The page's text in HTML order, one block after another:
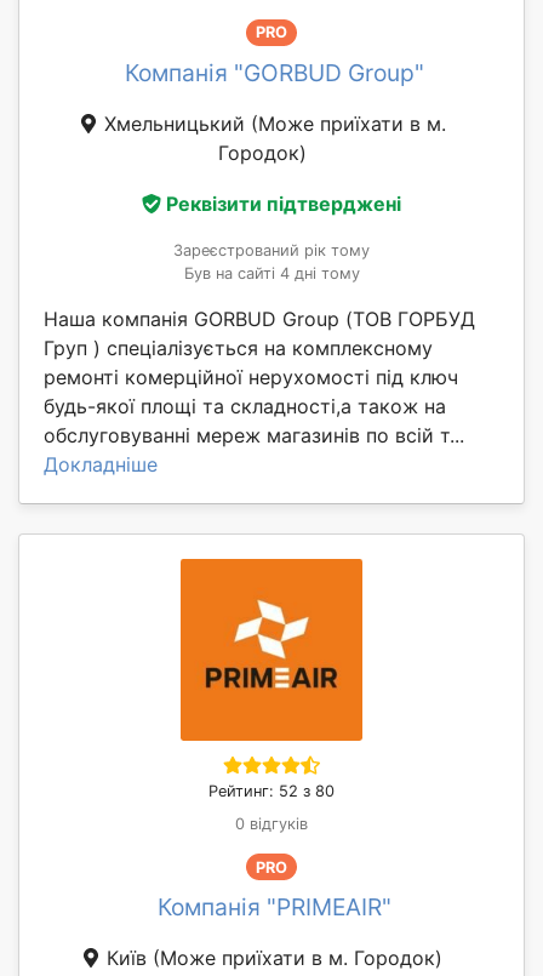
PRO
Компанія "GORBUD Group"
Хмельницький (Може приїхати в м.
Городок)
Реквізити підтверджені
Зареєстрований рік тому
Був на сайті 4 дні тому
Наша компанія GORBUD Group (ТОВ ГОРБУД
Груп ) спеціалізується на комплексному
ремонті комерційної нерухомості під ключ
будь-якої площі та складності,а також на
обслуговуванні мереж магазинів по всій т...
Докладніше
Рейтинг: 52 з 80
0 відгуків
PRO
Компанія "PRIMEAIR"
Київ (Може приїхати в м. Городок)